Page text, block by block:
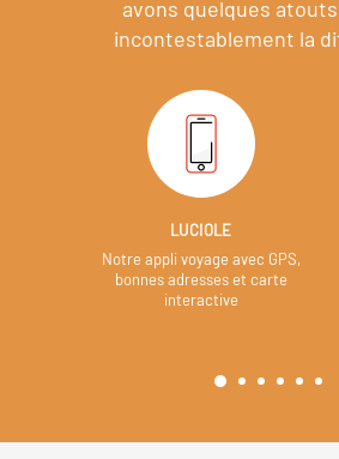
avons quelques
incontestablement la
LUCIOLE
Notre appli voyage avec GPS,
bonnes adresses et carte
interactive